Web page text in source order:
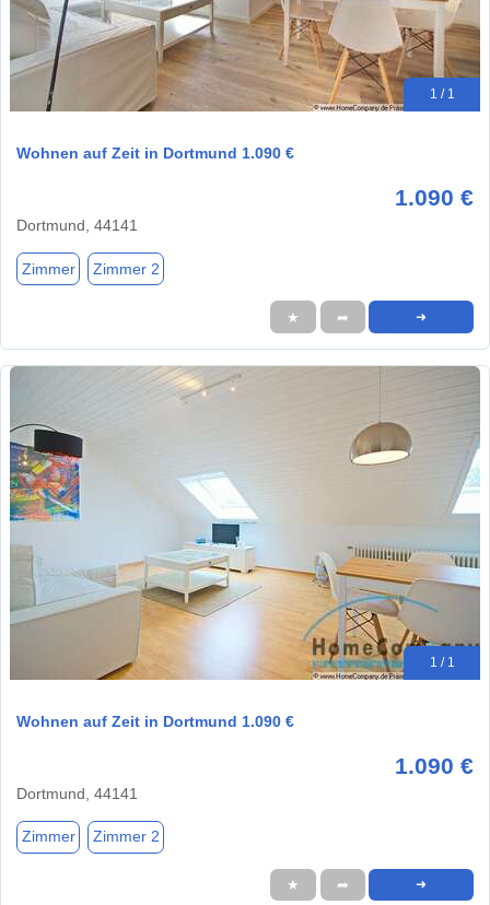
1 / 1
Wohnen auf Zeit in Dortmund 1.090 €
1.090 €
Dortmund, 44141
Zimmer Zimmer 2
★ ➦ ➜
1 / 1
Wohnen auf Zeit in Dortmund 1.090 €
1.090 €
Dortmund, 44141
Zimmer Zimmer 2
★ ➦ ➜